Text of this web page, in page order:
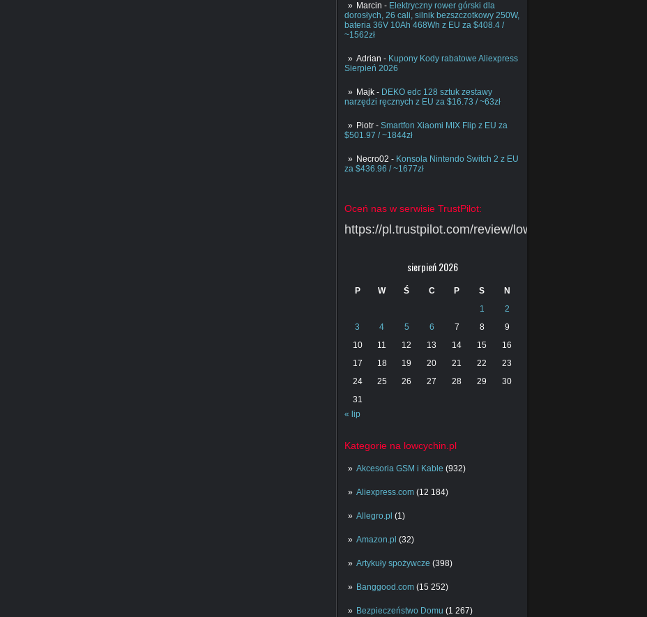
Marcin - Elektryczny rower górski dla
dorosłych, 26 cali, silnik bezszczotkowy 250W,
bateria 36V 10Ah 468Wh z EU za $408.4 /
~1562zł
Adrian - Kupony Kody rabatowe Aliexpress
Sierpień 2026
Majk - DEKO edc 128 sztuk zestawy
narzędzi ręcznych z EU za $16.73 / ~63zł
Piotr - Smartfon Xiaomi MIX Flip z EU za
$501.97 / ~1844zł
Necro02 - Konsola Nintendo Switch 2 z EU
za $436.96 / ~1677zł
Oceń nas w serwisie TrustPilot:
https://pl.trustpilot.com/review/lowcychin.pl
sierpień 2026
P W Ś C P S
N
1
2
3
4 5 6 7 8
9
10
11 12 13 14 15
16
17
18 19 20 21 22
23
24
25 26 27 28 29
30
31
« lip
Kategorie na lowcychin.pl
Akcesoria GSM i Kable (932)
Aliexpress.com (12 184)
Allegro.pl (1)
Amazon.pl (32)
Artykuły spożywcze (398)
Banggood.com (15 252)
Bezpieczeństwo Domu (1 267)